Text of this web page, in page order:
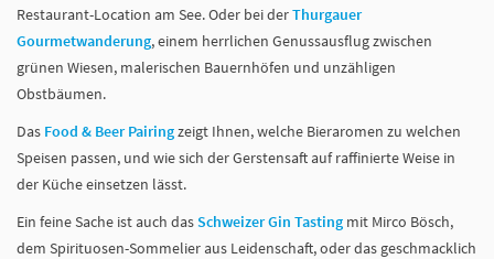
Restaurant-Location am See. Oder bei derThurgauer
Gourmetwanderung, einem herrlichen Genussausflug zwischen
grünen Wiesen, malerischen Bauernhöfen und unzähligen
Obstbäumen.
Das Food & Beer Pairingzeigt Ihnen, welche Bieraromen zu welchen
Speisen passen, und wie sich der Gerstensaft auf raffinierte Weise in
der Küche einsetzen lässt.
Ein feine Sache ist auch dasSchweizer Gin Tasting mit Mirco Bösch,
dem Spirituosen-Sommelier aus Leidenschaft, oder das geschmacklich